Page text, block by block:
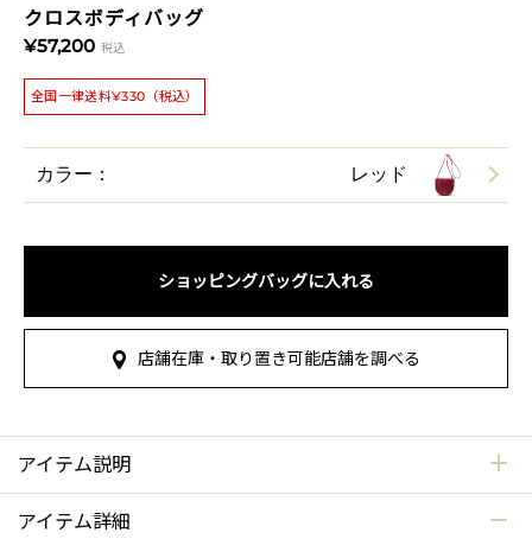
クロスボディバッグ
¥57,200 税込
全国一律送料¥330（税込）
カラー： レッド
ショッピングバッグに入れる
店舗在庫・取り置き可能店舗を調べる
アイテム説明
アイテム詳細